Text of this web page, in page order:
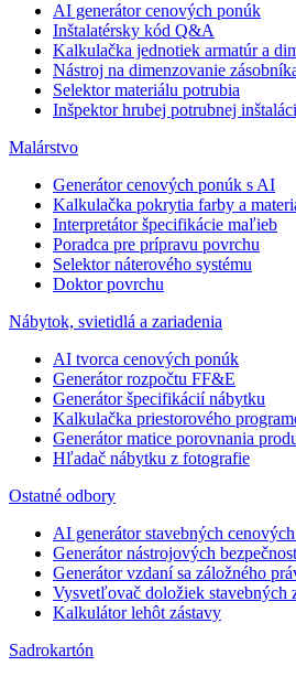
AI generátor cenových ponúk
Inštalatérsky kód Q&A
Kalkulačka jednotiek armatúr a
Nástroj na dimenzovanie
Selektor materiálu potrubia
Inšpektor hrubej potrubnej
Malárstvo
Generátor cenových ponúk s AI
Kalkulačka pokrytia farby a
Interpretátor špecifikácie maľieb
Poradca pre prípravu povrchu
Selektor náterového systému
Doktor povrchu
Nábytok, svietidlá a zariadenia
AI tvorca cenových ponúk
Generátor rozpočtu FF&E
Generátor špecifikácií nábytku
Kalkulačka priestorového
Generátor matice porovnania
Hľadač nábytku z fotografie
Ostatné odbory
AI generátor stavebných
Generátor nástrojových
Generátor vzdaní sa záložného
Vysvetľovač doložiek stavebných
Kalkulátor lehôt zástavy
Sadrokartón